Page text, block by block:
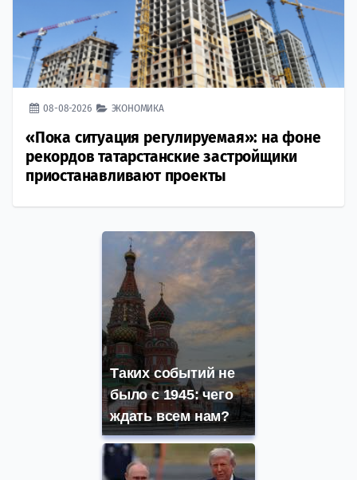
08-08-2026 ЭКОНОМИКА
«Пока ситуация регулируемая»: на фоне
рекордов татарстанские застройщики
приостанавливают проекты
Таких событий не
было с 1945: чего
ждать всем нам?